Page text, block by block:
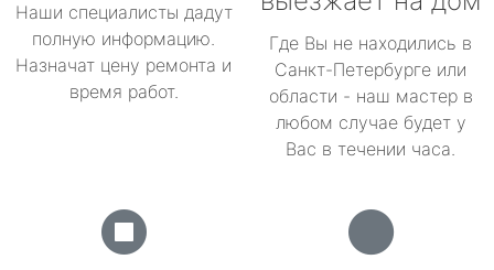
Наши специалисты дадут
полную информацию.
Назначат цену ремонта и
время работ.
Где Вы не находились в
Санкт-Петербурге или
области - наш мастер в
любом случае будет у
Вас в течении часа.